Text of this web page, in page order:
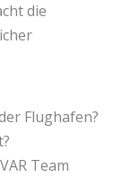
die
Flughafen?
Team